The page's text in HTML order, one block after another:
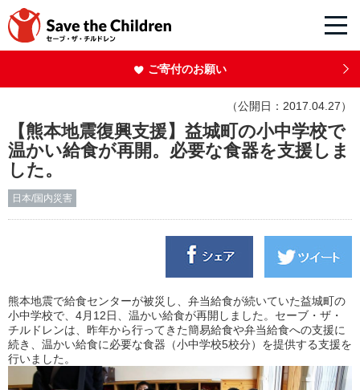
ご寄付のお願い
（公開日：2017.04.27）
【熊本地震復興支援】益城町の小中学校で
温かい給食が再開。必要な食器を支援しま
した。
日本/国内災害
熊本地震で給食センターが被災し、弁当給食が続いていた益城町の
小中学校で、4月12日、温かい給食が再開しました。セーブ・ザ・
チルドレンは、昨年から行ってきた簡易給食や弁当給食への支援に
続き、温かい給食に必要な食器（小中学校5校分）を提供する支援を
行いました。